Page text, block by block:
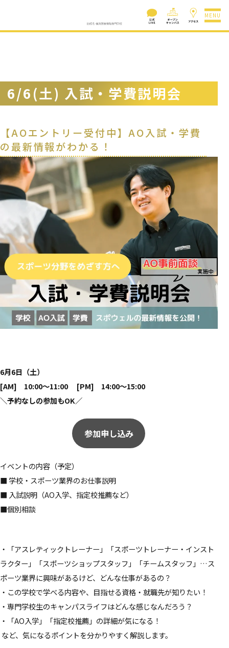
MENU
6/6(土) 入試・学費説明会
【AOエントリー受付中】AO入試・学費
の最新情報がわかる！
6月6日（土）
[AM] 10:00～11:00 [PM] 14:00～15:00
＼予約なしの参加もOK／
参加申し込み
イベントの内容（予定）
■ 学校・スポーツ業界のお仕事説明
■ 入試説明（AO入学、指定校推薦など）
■個別相談
・「アスレティックトレーナー」「スポーツトレーナー・インスト
ラクター」「スポーツショップスタッフ」「チームスタッフ」…ス
ポーツ業界に興味があるけど、どんな仕事があるの？
・この学校で学べる内容や、目指せる資格・就職先が知りたい！
・専門学校生のキャンパスライフはどんな感じなんだろう？
・「AO入学」「指定校推薦」の詳細が気になる！
など、気になるポイントを分かりやすく解説します。